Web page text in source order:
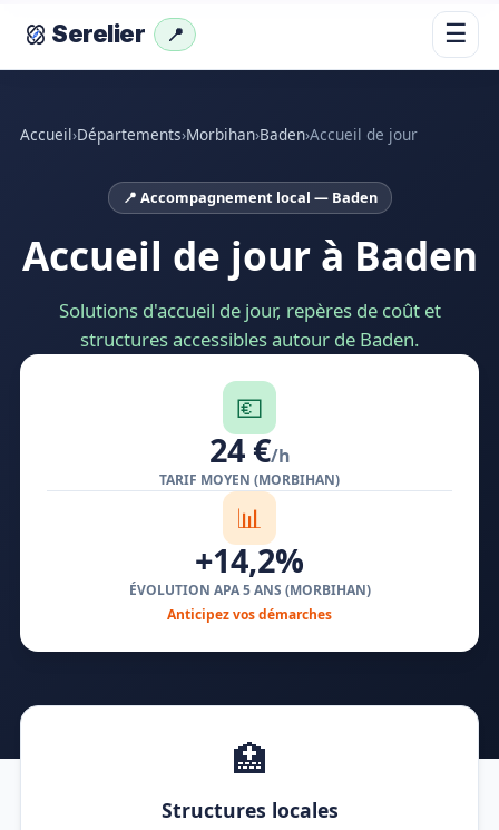
Serelier 📍 ☰
Accueil›Départements›Morbihan›Baden›Accueil de jour
📍 Accompagnement local — Baden
Accueil de jour à Baden
Solutions d'accueil de jour, repères de coût et
structures accessibles autour de Baden.
💶
24 €/h
TARIF MOYEN (MORBIHAN)
📊
+14,2%
ÉVOLUTION APA 5 ANS (MORBIHAN)
Anticipez vos démarches
🏥
Structures locales